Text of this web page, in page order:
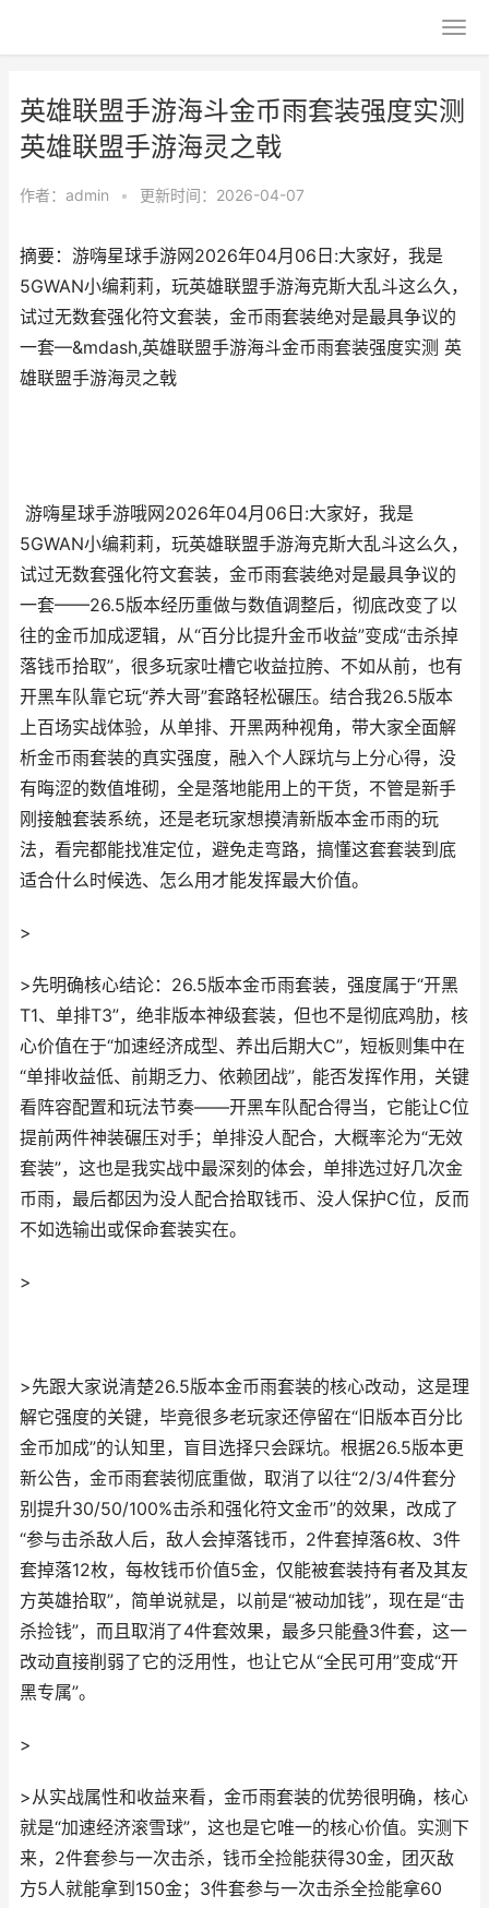
英雄联盟手游海斗金币雨套装强度实测
英雄联盟手游海灵之戟
作者： admin • 更新时间：2026-04-07
摘要：游嗨星球手游网2026年04月06日:大家好，我是
5GWAN小编莉莉，玩英雄联盟手游海克斯大乱斗这么久，
试过无数套强化符文套装，金币雨套装绝对是最具争议的
一套—&mdash,英雄联盟手游海斗金币雨套装强度实测 英
雄联盟手游海灵之戟
游嗨星球手游哦网2026年04月06日:大家好，我是
5GWAN小编莉莉，玩英雄联盟手游海克斯大乱斗这么久，
试过无数套强化符文套装，金币雨套装绝对是最具争议的
一套——26.5版本经历重做与数值调整后，彻底改变了以
往的金币加成逻辑，从“百分比提升金币收益”变成“击杀掉
落钱币拾取”，很多玩家吐槽它收益拉胯、不如从前，也有
开黑车队靠它玩“养大哥”套路轻松碾压。结合我26.5版本
上百场实战体验，从单排、开黑两种视角，带大家全面解
析金币雨套装的真实强度，融入个人踩坑与上分心得，没
有晦涩的数值堆砌，全是落地能用上的干货，不管是新手
刚接触套装系统，还是老玩家想摸清新版本金币雨的玩
法，看完都能找准定位，避免走弯路，搞懂这套套装到底
适合什么时候选、怎么用才能发挥最大价值。
>
>先明确核心结论：26.5版本金币雨套装，强度属于“开黑
T1、单排T3”，绝非版本神级套装，但也不是彻底鸡肋，核
心价值在于“加速经济成型、养出后期大C”，短板则集中在
“单排收益低、前期乏力、依赖团战”，能否发挥作用，关键
看阵容配置和玩法节奏——开黑车队配合得当，它能让C位
提前两件神装碾压对手；单排没人配合，大概率沦为“无效
套装”，这也是我实战中最深刻的体会，单排选过好几次金
币雨，最后都因为没人配合拾取钱币、没人保护C位，反而
不如选输出或保命套装实在。
>
>先跟大家说清楚26.5版本金币雨套装的核心改动，这是理
解它强度的关键，毕竟很多老玩家还停留在“旧版本百分比
金币加成”的认知里，盲目选择只会踩坑。根据26.5版本更
新公告，金币雨套装彻底重做，取消了以往“2/3/4件套分
别提升30/50/100%击杀和强化符文金币”的效果，改成了
“参与击杀敌人后，敌人会掉落钱币，2件套掉落6枚、3件
套掉落12枚，每枚钱币价值5金，仅能被套装持有者及其友
方英雄拾取”，简单说就是，以前是“被动加钱”，现在是“击
杀捡钱”，而且取消了4件套效果，最多只能叠3件套，这一
改动直接削弱了它的泛用性，也让它从“全民可用”变成“开
黑专属”。
>
>从实战属性和收益来看，金币雨套装的优势很明确，核心
就是“加速经济滚雪球”，这也是它唯一的核心价值。实测下
来，2件套参与一次击杀，钱币全捡能获得30金，团灭敌
方5人就能拿到150金；3件套参与一次击杀全捡能拿60